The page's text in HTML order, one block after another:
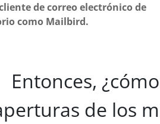
de correo electrónico de
como Mailbird.
Entonces,
de los